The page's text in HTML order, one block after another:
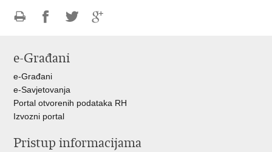
FacebookuTwitteru
e-Građani
e-Građani
e-Savjetovanja
Portal otvorenih podataka RH
Izvozni portal
Pristup informacijama